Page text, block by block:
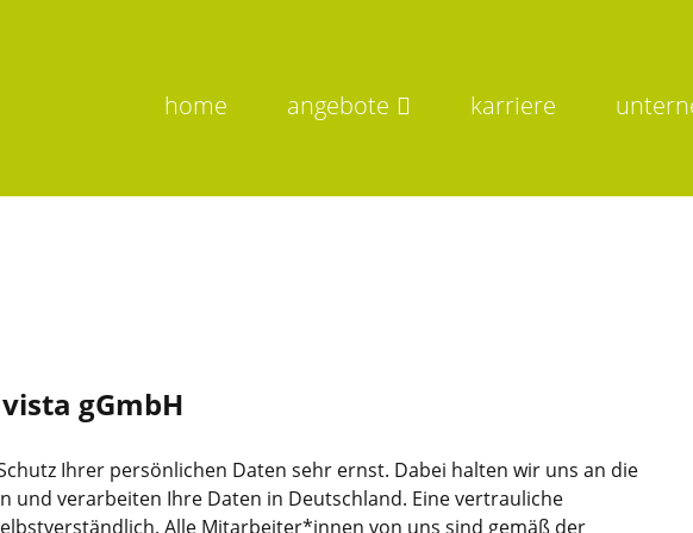
home angebote karriere
gGmbH
Ihrer persönlichen Daten sehr ernst. Dabei halten wir uns an die
und verarbeiten Ihre Daten in Deutschland. Eine vertrauliche
Alle Mitarbeiter*innen von uns sind gemäß der